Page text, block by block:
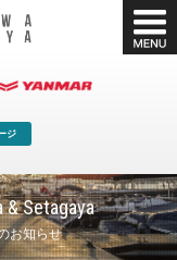
ジ
Setagaya
お知らせ